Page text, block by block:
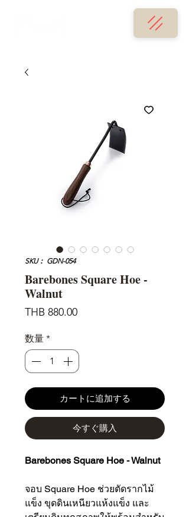
SKU： GDN-054
Barebones Square Hoe -
Walnut
THB 880.00価
数量 *
カートに追加する
今すぐ購入
Barebones Square Hoe - Walnut
จอบ Square Hoe ช่วยตัดรากไม้
แข็ง ขุดดินเหนียวแห้งแข็ง และ